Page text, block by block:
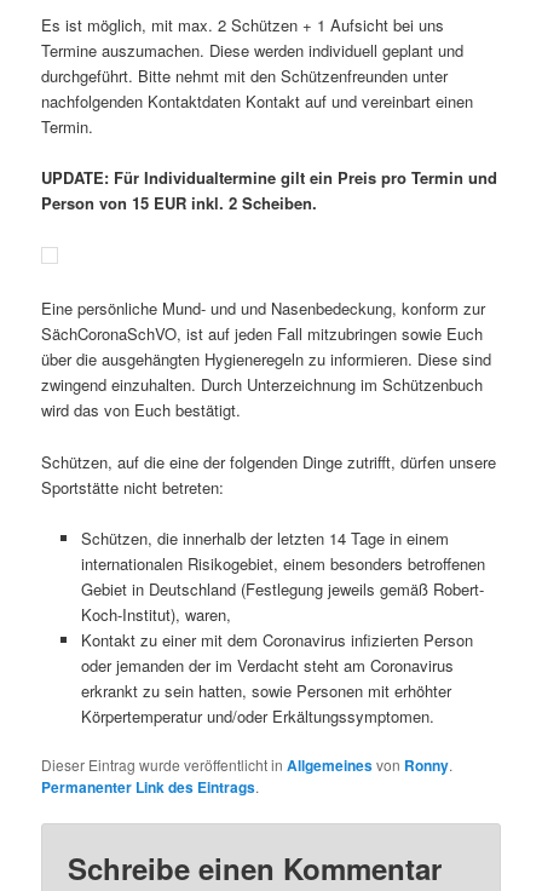
Es ist möglich, mit max. 2 Schützen + 1 Aufsicht bei uns
Termine auszumachen. Diese werden individuell geplant und
durchgeführt. Bitte nehmt mit den Schützenfreunden unter
nachfolgenden Kontaktdaten Kontakt auf und vereinbart einen
Termin.
UPDATE: Für Individualtermine gilt ein Preis pro Termin und
Person von 15 EUR inkl. 2 Scheiben.
Eine persönliche Mund- und und Nasenbedeckung, konform zur
SächCoronaSchVO, ist auf jeden Fall mitzubringen sowie Euch
über die ausgehängten Hygieneregeln zu informieren. Diese sind
zwingend einzuhalten. Durch Unterzeichnung im Schützenbuch
wird das von Euch bestätigt.
Schützen, auf die eine der folgenden Dinge zutrifft, dürfen unsere
Sportstätte nicht betreten:
Schützen, die innerhalb der letzten 14 Tage in einem
internationalen Risikogebiet, einem besonders betroffenen
Gebiet in Deutschland (Festlegung jeweils gemäß Robert-
Koch-Institut), waren,
Kontakt zu einer mit dem Coronavirus infizierten Person
oder jemanden der im Verdacht steht am Coronavirus
erkrankt zu sein hatten, sowie Personen mit erhöhter
Körpertemperatur und/oder Erkältungssymptomen.
Dieser Eintrag wurde veröffentlicht inAllgemeinesvon Ronny.
Permanenter Link des Eintrags.
Schreibe einen Kommentar